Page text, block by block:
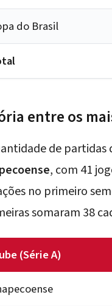
do Brasil
entre os
de
, com 41
no primeiro
somaram 38
(Série A)